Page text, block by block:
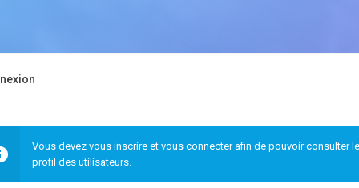
Vous devez vous inscrire et vous connecter afin de pouvoir consulter le
profil des utilisateurs.